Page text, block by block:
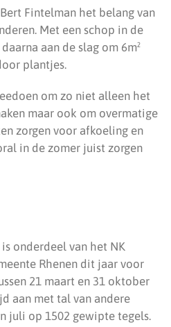
Fintelman het belang van
Met een schop in de
aan de slag om 6m²
plantjes.
om zo niet alleen het
maar ook om overmatige
zorgen voor afkoeling en
in de zomer juist zorgen
onderdeel van het NK
Rhenen dit jaar voor
21 maart en 31 oktober
aan met tal van andere
juli op 1502 gewipte tegels.